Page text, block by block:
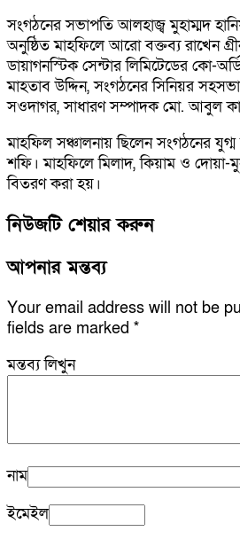
সংগঠনের সভাপতি আলহাজ্ব মুহাম্মদ
অনুষ্ঠিত মাহফিলে আরো বক্তব্য রাখেন
ডায়াগনস্টিক সেন্টার লিমিটেডের কো-
মাহতাব উদ্দিন, সংগঠনের সিনিয়র
সওদাগর, সাধারণ সম্পাদক মো. আবুল
মাহফিল সঞ্চালনায় ছিলেন সংগঠনের
শফি। মাহফিলে মিলাদ, কিয়াম ও
বিতরণ করা হয়।
নিউজটি শেয়ার করুন
আপনার মন্তব্য
Your email address will not be
fields are marked *
মন্তব্য লিখুন
নাম
ইমেইল